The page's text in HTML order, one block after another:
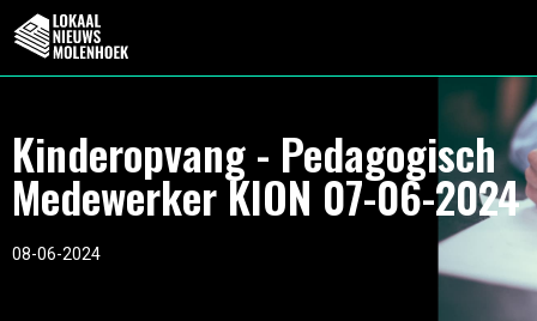
Kinderopvang - Pedagogisch
Medewerker KION 07-06-2024
08-06-2024